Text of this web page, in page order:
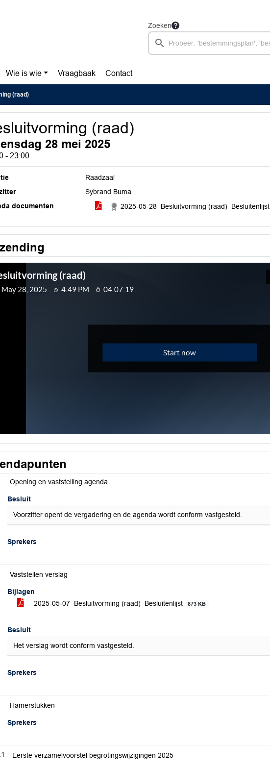
Zoeken
Wie is wie Vraagbaak Contact
(raad)
(raad)
28 mei 2025
- 23:00
Raadzaal
Sybrand Buma
documenten
2025-05-28_Besluitvorming (raad)_Besluitenlijst
Opening en vaststelling agenda
Besluit
Voorzitter opent de vergadering en de agenda wordt conform vastgesteld.
Sprekers
Vaststellen verslag
Bijlagen
2025-05-07_Besluitvorming (raad)_Besluitenlijst
873 KB
Besluit
Het verslag wordt conform vastgesteld.
Sprekers
Hamerstukken
Sprekers
Eerste verzamelvoorstel begrotingswijzigingen 2025